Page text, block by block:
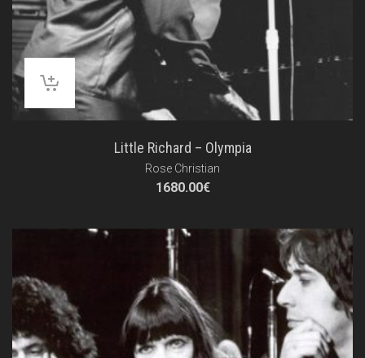
Little Richard – Olympia
Rose Christian
1680.00€